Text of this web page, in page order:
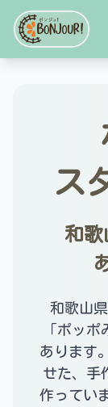
ス
和歌
和歌山
「ポッ
あります
せた、手
作ってい